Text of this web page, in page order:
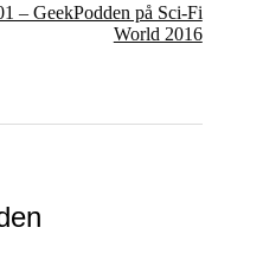
– GeekPodden på Sci-Fi
World 2016